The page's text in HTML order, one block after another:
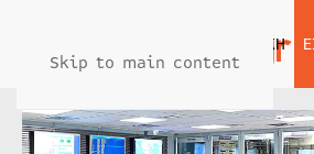
Skip to main content
ΑΡΧΙΚΗ